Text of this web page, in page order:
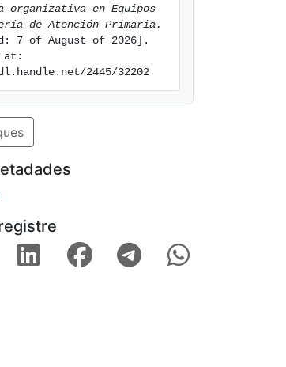
organizativa en Equipos
de Atención Primaria.
7 of August of 2026].
at:
2445/32202